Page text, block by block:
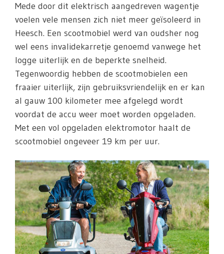
Mede door dit elektrisch aangedreven wagentje
voelen vele mensen zich niet meer geïsoleerd in
Heesch. Een scootmobiel werd van oudsher nog
wel eens invalidekarretje genoemd vanwege het
logge uiterlijk en de beperkte snelheid.
Tegenwoordig hebben de scootmobielen een
fraaier uiterlijk, zijn gebruiksvriendelijk en er kan
al gauw 100 kilometer mee afgelegd wordt
voordat de accu weer moet worden opgeladen.
Met een vol opgeladen elektromotor haalt de
scootmobiel ongeveer 19 km per uur.